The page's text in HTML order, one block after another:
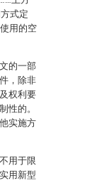
式定
用的空
的一部
，除非
权利要
性的。
实施方
用于限
用新型